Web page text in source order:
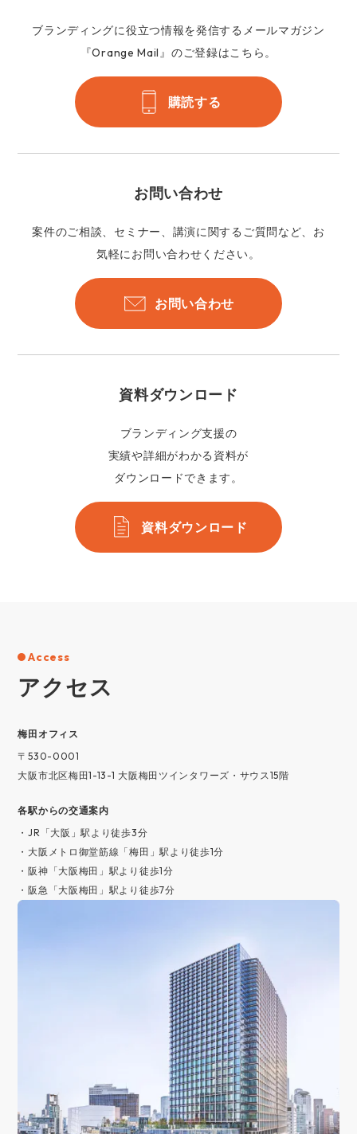
ブランディングに役立つ情報を発信するメールマガジン
『Orange Mail』のご登録はこちら。
購読する
お問い合わせ
案件のご相談、セミナー、講演に関するご質問など、お
気軽にお問い合わせください。
お問い合わせ
資料ダウンロード
ブランディング支援の
実績や詳細がわかる資料が
ダウンロードできます。
資料ダウンロード
Access
アクセス
梅⽥オフィス
〒530-0001
大阪市北区梅田1-13-1 大阪梅田ツインタワーズ・サウス15階
各駅からの交通案内
・JR「大阪」駅より徒歩3分
・大阪メトロ御堂筋線「梅田」駅より徒歩1分
・阪神「大阪梅田」駅より徒歩1分
・阪急「大阪梅田」駅より徒歩7分